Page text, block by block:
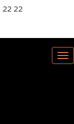
22 22